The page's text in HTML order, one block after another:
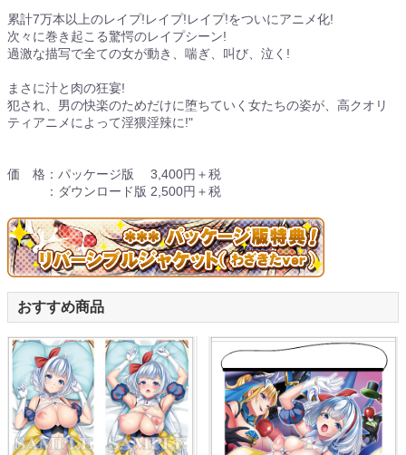
累計7万本以上のレイプ!レイプ!レイプ!をついにアニメ化!
次々に巻き起こる驚愕のレイプシーン!
過激な描写で全ての女が動き、喘ぎ、叫び、泣く!
まさに汁と肉の狂宴!
犯され、男の快楽のためだけに堕ちていく女たちの姿が、高クオリ
ティアニメによって淫猥淫辣に!"
価 格：パッケージ版 3,400円＋税
：ダウンロード版 2,500円＋税
おすすめ商品